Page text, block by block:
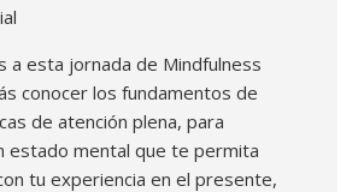
a esta jornada de Mindfulness
conocer los fundamentos de
de atención plena, para
estado mental que te permita
tu experiencia en el presente,